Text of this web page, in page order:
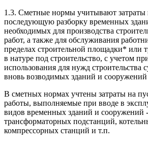
1.3. Сметные нормы учитывают затраты
последующую разборку временных
необходимых для производства
работ, а также для обслуживания
пределах строительной площадки* или
в натуре под строительство, с учетом
использования для нужд строительства
вновь возводимых зданий и сооружений
В сметных нормах учтены затраты на
работы, выполняемые при вводе в
видов временных зданий и сооружений
трансформаторных подстанций,
компрессорных станций и т.п.